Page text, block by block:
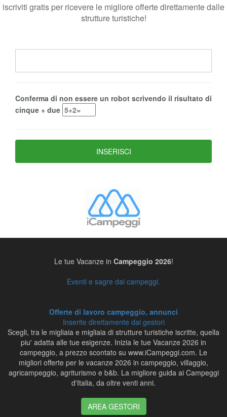
iscriviti gratis per ricevere le migliore offerte direttamente dalle
strutture turistiche!
Conferma di non essere un robot scrivendo il risultato di
cinque + due
Le tue Vacanze in Campeggio 2026!
Eventi e sagre dai campeggi.
Offerte di lavoro campeggio, annunci
Inserite direttamente dai gestori
Scegli, tra le migliaia e migliaia di strutture turistiche iscritte, quella
piu' adatta alle tue esigenze. Inizia le tue Vacanze 2026 in
campeggio, a prezzo scontato su www.iCampeggi.com. Le
migliori offerte per le vacanze 2026 in campeggio, villaggio,
agricampeggio, agriturismo e b&b. La migliore guida ai Campeggi
d'Italia, da oltre venti anni.
AREA GESTORI